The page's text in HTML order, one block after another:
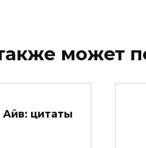
может
цитаты